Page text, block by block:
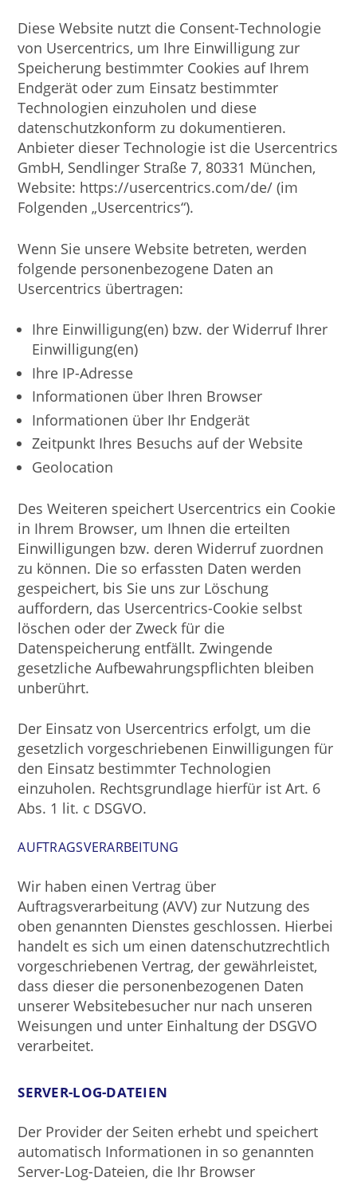
Diese Website nutzt die Consent-Technologie
von Usercentrics, um Ihre Einwilligung zur
Speicherung bestimmter Cookies auf Ihrem
Endgerät oder zum Einsatz bestimmter
Technologien einzuholen und diese
datenschutzkonform zu dokumentieren.
Anbieter dieser Technologie ist die Usercentrics
GmbH, Sendlinger Straße 7, 80331 München,
Website: https://usercentrics.com/de/ (im
Folgenden „Usercentrics“).
Wenn Sie unsere Website betreten, werden
folgende personenbezogene Daten an
Usercentrics übertragen:
Ihre Einwilligung(en) bzw. der Widerruf Ihrer
Einwilligung(en)
Ihre IP-Adresse
Informationen über Ihren Browser
Informationen über Ihr Endgerät
Zeitpunkt Ihres Besuchs auf der Website
Geolocation
Des Weiteren speichert Usercentrics ein Cookie
in Ihrem Browser, um Ihnen die erteilten
Einwilligungen bzw. deren Widerruf zuordnen
zu können. Die so erfassten Daten werden
gespeichert, bis Sie uns zur Löschung
auffordern, das Usercentrics-Cookie selbst
löschen oder der Zweck für die
Datenspeicherung entfällt. Zwingende
gesetzliche Aufbewahrungspflichten bleiben
unberührt.
Der Einsatz von Usercentrics erfolgt, um die
gesetzlich vorgeschriebenen Einwilligungen für
den Einsatz bestimmter Technologien
einzuholen. Rechtsgrundlage hierfür ist Art. 6
Abs. 1 lit. c DSGVO.
AUFTRAGSVERARBEITUNG
Wir haben einen Vertrag über
Auftragsverarbeitung (AVV) zur Nutzung des
oben genannten Dienstes geschlossen. Hierbei
handelt es sich um einen datenschutzrechtlich
vorgeschriebenen Vertrag, der gewährleistet,
dass dieser die personenbezogenen Daten
unserer Websitebesucher nur nach unseren
Weisungen und unter Einhaltung der DSGVO
verarbeitet.
SERVER-LOG-DATEIEN
Der Provider der Seiten erhebt und speichert
automatisch Informationen in so genannten
Server-Log-Dateien, die Ihr Browser